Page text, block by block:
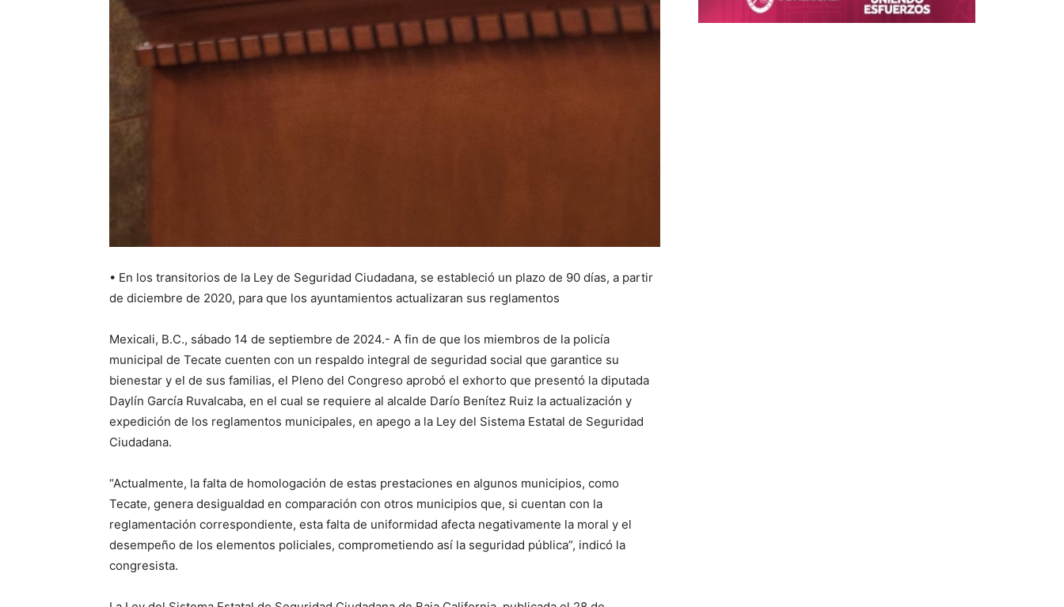
• En los transitorios de la Ley de Seguridad Ciudadana, se estableció un plazo de 90 días, a partir
de diciembre de 2020, para que los ayuntamientos actualizaran sus reglamentos
Mexicali, B.C., sábado 14 de septiembre de 2024.- A fin de que los miembros de la policía
municipal de Tecate cuenten con un respaldo integral de seguridad social que garantice su
bienestar y el de sus familias, el Pleno del Congreso aprobó el exhorto que presentó la diputada
Daylín García Ruvalcaba, en el cual se requiere al alcalde Darío Benítez Ruiz la actualización y
expedición de los reglamentos municipales, en apego a la Ley del Sistema Estatal de Seguridad
Ciudadana.
“Actualmente, la falta de homologación de estas prestaciones en algunos municipios, como
Tecate, genera desigualdad en comparación con otros municipios que, si cuentan con la
reglamentación correspondiente, esta falta de uniformidad afecta negativamente la moral y el
desempeño de los elementos policiales, comprometiendo así la seguridad pública”, indicó la
congresista.